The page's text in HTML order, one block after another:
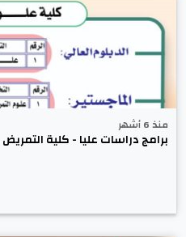
منذ 6 أشهر
برامج دراسات عليا - كلية التمريض